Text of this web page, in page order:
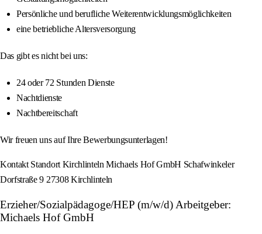
Persönliche und berufliche Weiterentwicklungsmöglichkeiten
eine betriebliche Altersversorgung
Das gibt es nicht bei uns:
24 oder 72 Stunden Dienste
Nachtdienste
Nachtbereitschaft
Wir freuen uns auf Ihre Bewerbungsunterlagen!
Kontakt Standort Kirchlinteln Michaels Hof GmbH Schafwinkeler
Dorfstraße 9 27308 Kirchlinteln
Erzieher/Sozialpädagoge/HEP (m/w/d) Arbeitgeber:
Michaels Hof GmbH